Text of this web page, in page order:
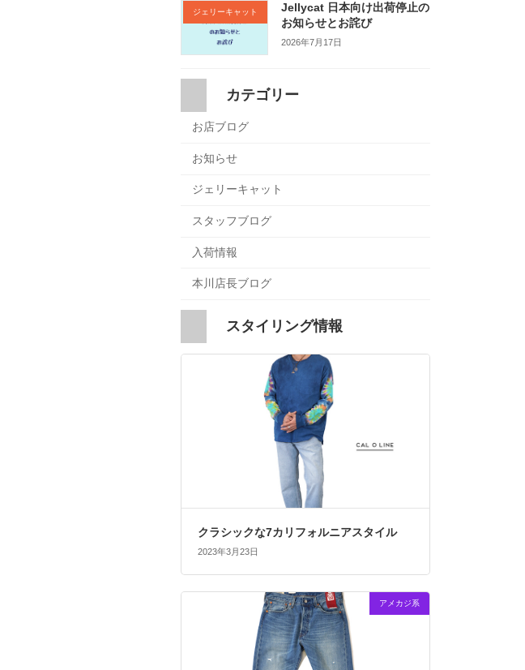
ジェリーキャット
Jellycat 日本向け出荷停止の
お知らせとお詫び
2026年7月17日
カテゴリー
お店ブログ
お知らせ
ジェリーキャット
スタッフブログ
入荷情報
本川店長ブログ
スタイリング情報
クラシックな7カリフォルニアスタイル
2023年3月23日
アメカジ系